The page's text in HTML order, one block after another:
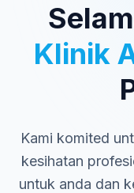
Klinik
Kami komited
kesihatan
untuk anda dan